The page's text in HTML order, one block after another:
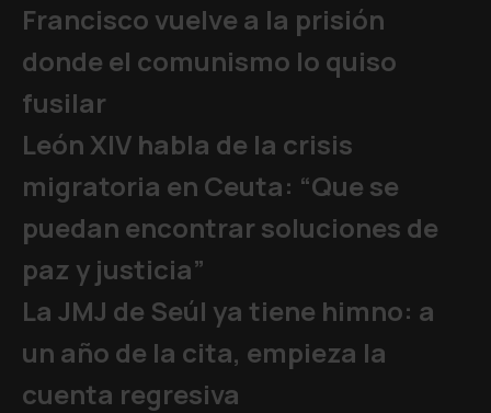
Francisco vuelve a la prisión
donde el comunismo lo quiso
fusilar
León XIV habla de la crisis
migratoria en Ceuta: “Que se
puedan encontrar soluciones de
paz y justicia”
La JMJ de Seúl ya tiene himno: a
un año de la cita, empieza la
cuenta regresiva